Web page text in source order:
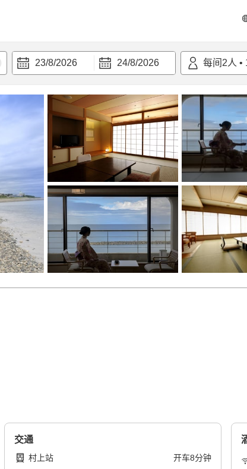
23/8/2026 24/8/2026 每间 2人 •
交通
村上站 开车8分钟